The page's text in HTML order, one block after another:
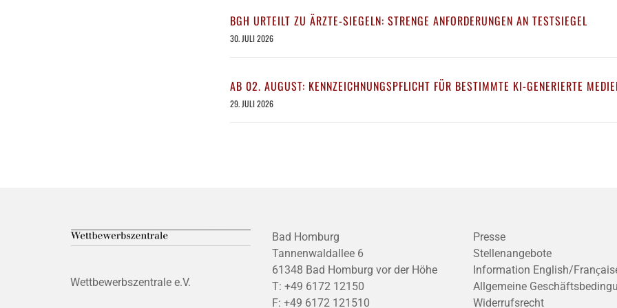
BGH URTEILT ZU ÄRZTE-SIEGELN: STRENGE ANFORDERUNGEN AN TESTSIEGEL
30. JULI 2026
AB 02. AUGUST: KENNZEICHNUNGSPFLICHT FÜR BESTIMMTE KI-GENERIERTE
29. JULI 2026
Wettbewerbszentrale e.V.
Bad Homburg
Tannenwaldallee 6
61348 Bad Homburg vor der Höhe
T: +49 6172 12150
F: +49 6172 121510
Presse
Stellenangebote
Information English/
Allgemeine
Widerrufsrecht